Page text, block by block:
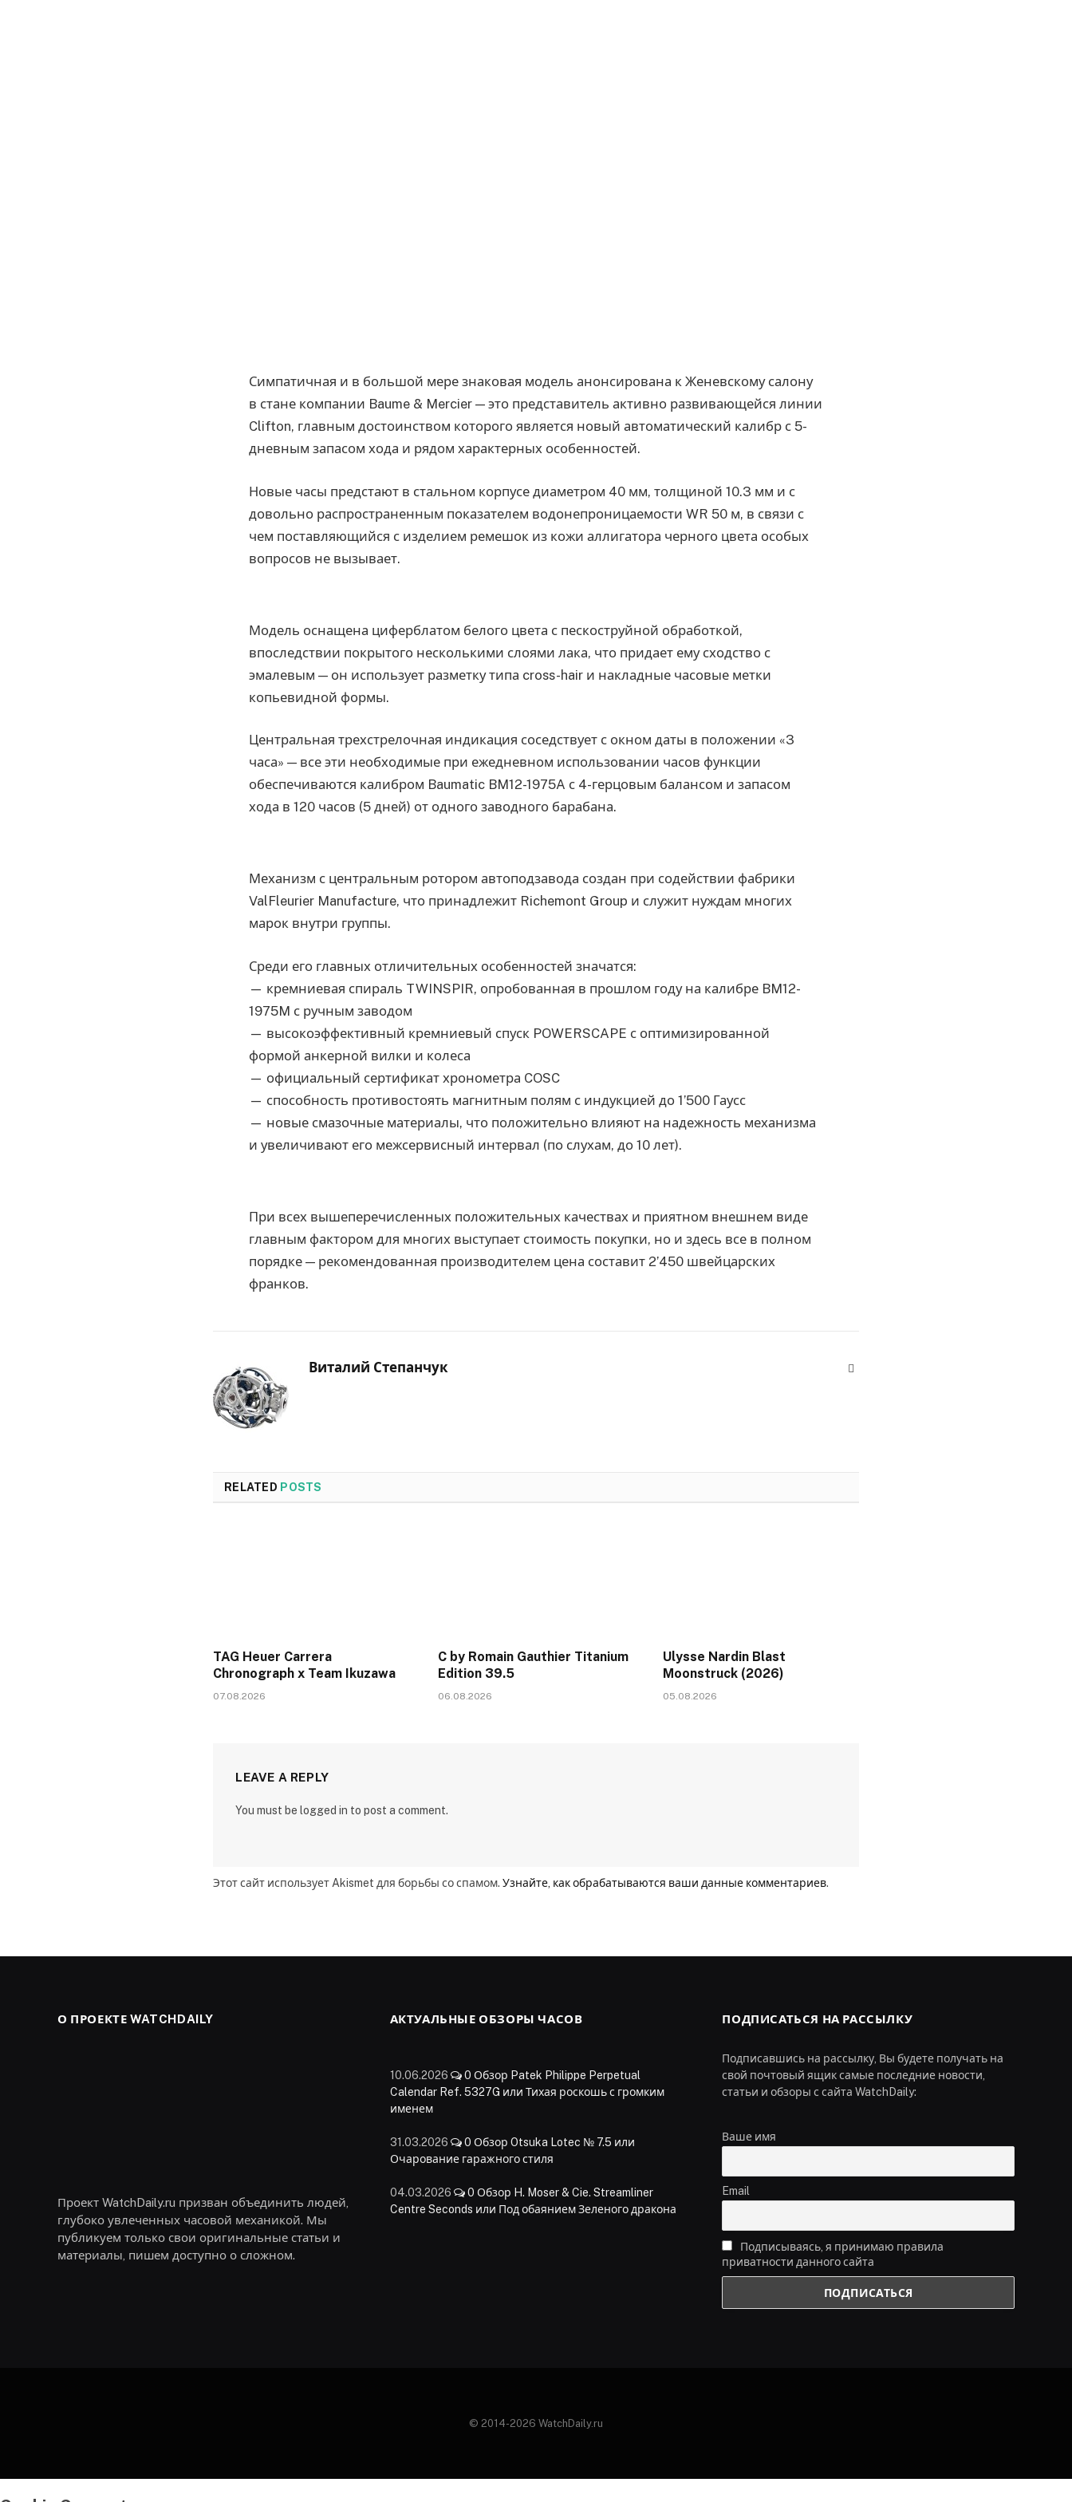
Симпатичная и в большой мере знаковая модель анонсирована к Женевскому салону
в стане компании Baume & Mercier — это представитель активно развивающейся линии
Clifton, главным достоинством которого является новый автоматический калибр с 5-
дневным запасом хода и рядом характерных особенностей.
Новые часы предстают в стальном корпусе диаметром 40 мм, толщиной 10.3 мм и с
довольно распространенным показателем водонепроницаемости WR 50 м, в связи с
чем поставляющийся с изделием ремешок из кожи аллигатора черного цвета особых
вопросов не вызывает.
Модель оснащена циферблатом белого цвета с пескоструйной обработкой,
впоследствии покрытого несколькими слоями лака, что придает ему сходство с
эмалевым — он использует разметку типа cross-hair и накладные часовые метки
копьевидной формы.
Центральная трехстрелочная индикация соседствует с окном даты в положении «3
часа» — все эти необходимые при ежедневном использовании часов функции
обеспечиваются калибром Baumatic BM12-1975A с 4-герцовым балансом и запасом
хода в 120 часов (5 дней) от одного заводного барабана.
Механизм с центральным ротором автоподзавода создан при содействии фабрики
ValFleurier Manufacture, что принадлежит Richemont Group и служит нуждам многих
марок внутри группы.
Среди его главных отличительных особенностей значатся:
— кремниевая спираль TWINSPIR, опробованная в прошлом году на калибре BM12-
1975M с ручным заводом
— высокоэффективный кремниевый спуск POWERSCAPE с оптимизированной
формой анкерной вилки и колеса
— официальный сертификат хронометра COSC
— способность противостоять магнитным полям с индукцией до 1’500 Гаусс
— новые смазочные материалы, что положительно влияют на надежность механизма
и увеличивают его межсервисный интервал (по слухам, до 10 лет).
При всех вышеперечисленных положительных качествах и приятном внешнем виде
главным фактором для многих выступает стоимость покупки, но и здесь все в полном
порядке — рекомендованная производителем цена составит 2’450 швейцарских
франков.
Виталий Степанчук
RELATED POSTS
TAG Heuer Carrera
Chronograph x Team Ikuzawa
07.08.2026
C by Romain Gauthier Titanium
Edition 39.5
06.08.2026
Ulysse Nardin Blast
Moonstruck (2026)
05.08.2026
LEAVE A REPLY
You must be logged in to post a comment.
Этот сайт использует Akismet для борьбы со спамом. Узнайте, как обрабатываются ваши данные комментариев.
О ПРОЕКТЕ WATCHDAILY
Проект WatchDaily.ru призван объединить людей,
глубоко увлеченных часовой механикой. Мы
публикуем только свои оригинальные статьи и
материалы, пишем доступно о сложном.
АКТУАЛЬНЫЕ ОБЗОРЫ ЧАСОВ
10.06.2026 0 Обзор Patek Philippe Perpetual
Calendar Ref. 5327G или Тихая роскошь с громким
именем
31.03.2026 0 Обзор Otsuka Lotec № 7.5 или
Очарование гаражного стиля
04.03.2026 0 Обзор H. Moser & Cie. Streamliner
Centre Seconds или Под обаянием Зеленого дракона
ПОДПИСАТЬСЯ НА РАССЫЛКУ
Подписавшись на рассылку, Вы будете получать на
свой почтовый ящик самые последние новости,
статьи и обзоры с сайта WatchDaily:
Ваше имя
Email
Подписываясь, я принимаю правила
приватности данного сайта
© 2014-2026 WatchDaily.ru